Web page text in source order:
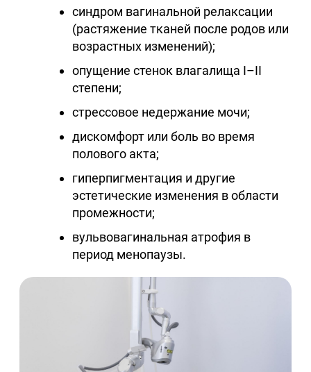
синдром вагинальной релаксации
(растяжение тканей после родов или
возрастных изменений);
опущение стенок влагалища I–II
степени;
стрессовое недержание мочи;
дискомфорт или боль во время
полового акта;
гиперпигментация и другие
эстетические изменения в области
промежности;
вульвовагинальная атрофия в
период менопаузы.